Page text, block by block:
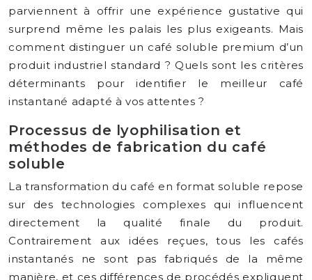
parviennent à offrir une expérience gustative qui
surprend même les palais les plus exigeants. Mais
comment distinguer un café soluble premium d’un
produit industriel standard ? Quels sont les critères
déterminants pour identifier le meilleur café
instantané adapté à vos attentes ?
Processus de lyophilisation et
méthodes de fabrication du café
soluble
La transformation du café en format soluble repose
sur des technologies complexes qui influencent
directement la qualité finale du produit.
Contrairement aux idées reçues, tous les cafés
instantanés ne sont pas fabriqués de la même
manière, et ces différences de procédés expliquent